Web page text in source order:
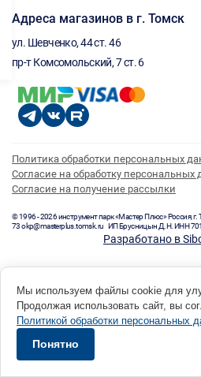
Адреса магазинов в г. Томск
ул. Шевченко, 44 ст. 46
пр-т Комсомольский, 7 ст. 6
Политика обработки персональных
Согласие на обработку персональных
Согласие на получение рассылки
© 1996 - 2026 инструмент парк «Мастер Плюс» Россия, г.
73 okp@masterplus.tomsk.ru ИП Брусницын Д.Н. ИНН
Разработано в
Мы используем файлы cookie для
Продолжая использовать сайт, вы
Политикой обработки персональных
Понятно